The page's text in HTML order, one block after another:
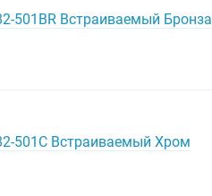
501BR Встраиваемый Бронза
501C Встраиваемый Хром